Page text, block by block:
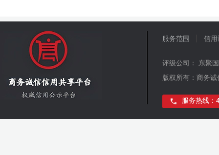
服务范围 信用
评级公司： 东聚
版权所有：商务
服务热线：